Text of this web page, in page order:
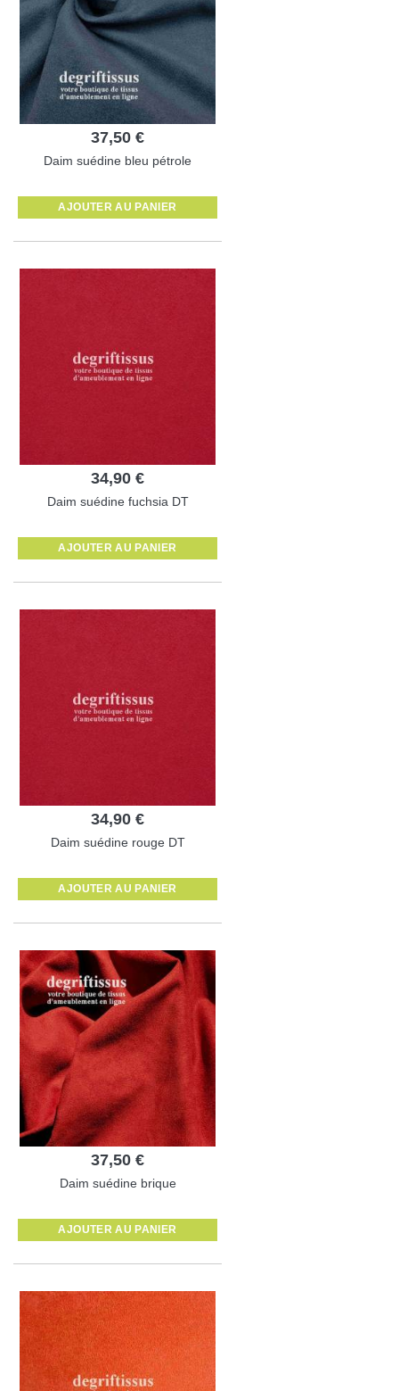
37,50 €
Daim suédine bleu pétrole
AJOUTER AU PANIER
34,90 €
Daim suédine fuchsia DT
AJOUTER AU PANIER
34,90 €
Daim suédine rouge DT
AJOUTER AU PANIER
37,50 €
Daim suédine brique
AJOUTER AU PANIER